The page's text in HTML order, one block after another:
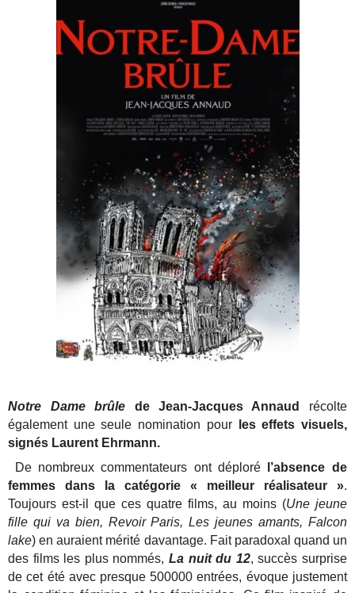
Notre Dame brûle de Jean-Jacques Annaud
récolte
également une seule nomination pour
les effets visuels,
signés Laurent Ehrmann.
De nombreux commentateurs ont déploré
l’absence de
femmes dans la catégorie « meilleur réalisateur ».
Toujours est-il que ces quatre films, au moins (Une jeune
fille qui va bien, Revoir Paris, Les jeunes amants, Falcon
lake) en auraient mérité davantage. Fait paradoxal quand un
des films les plus nommés, La nuit du 12, succès surprise
de cet été avec presque 500000 entrées, évoque justement